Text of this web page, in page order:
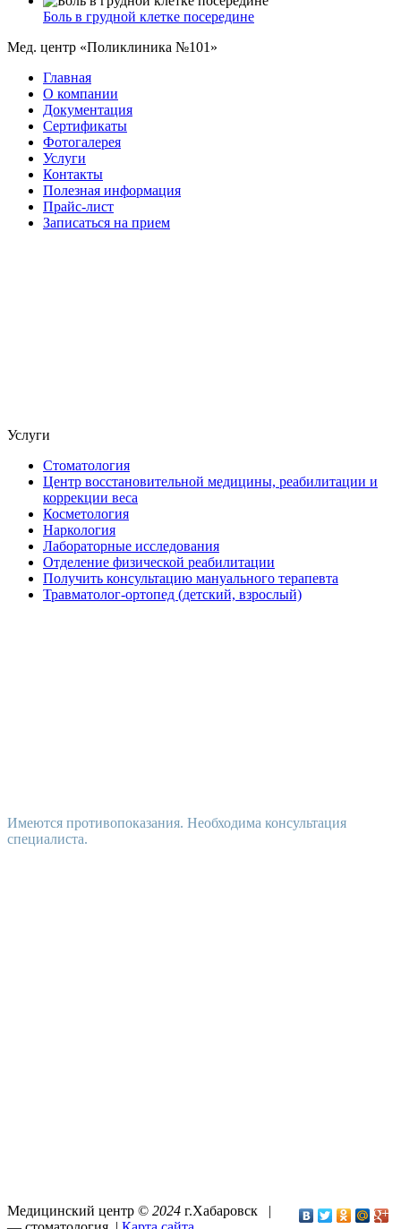
Боль в грудной клетке посередине
Мед. центр «Поликлиника №101»
Главная
О компании
Документация
Сертификаты
Фотогалерея
Услуги
Контакты
Полезная информация
Прайс-лист
Записаться на прием
Услуги
Стоматология
Центр восстановительной медицины, реабилитации и
коррекции веса
Косметология
Наркология
Лабораторные исследования
Отделение физической реабилитации
Получить консультацию мануального терапевта
Травматолог-ортопед (детский, взрослый)
Имеются противопоказания. Необходима консультация
специалиста.
Медицинский центр © 2024 г.Хабаровск |